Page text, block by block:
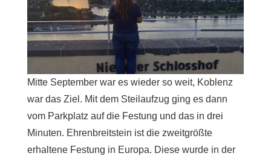
Mitte September war es wieder so weit, Koblenz
war das Ziel. Mit dem Steilaufzug ging es dann
vom Parkplatz auf die Festung und das in drei
Minuten. Ehrenbreitstein ist die zweitgrößte
erhaltene Festung in Europa. Diese wurde in der